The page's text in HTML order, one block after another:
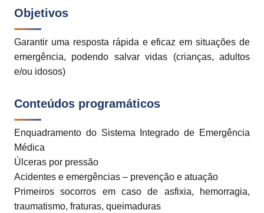
Objetivos
Garantir uma resposta rápida e eficaz em situações de
emergência, podendo salvar vidas (crianças, adultos
e/ou idosos)
Conteúdos programáticos
Enquadramento do Sistema Integrado de Emergência
Médica
Úlceras por pressão
Acidentes e emergências – prevenção e atuação
Primeiros socorros em caso de asfixia, hemorragia,
traumatismo, fraturas, queimaduras